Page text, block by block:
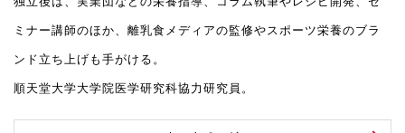
ミナー講師のほか、離乳食メディアの監修やスポーツ栄養のブラ
ンド立ち上げも手がける。
順天堂大学大学院医学研究科協力研究員。